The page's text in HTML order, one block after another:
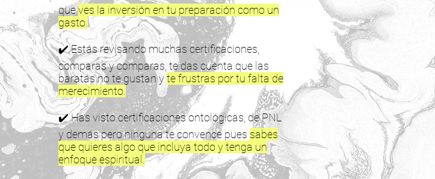
queves la inversión en tu preparación como un
gasto.
✔️ Estás revisando muchas certificaciones,
comparas y comparas, te das cuenta que las
baratas no te gustan yte frustras por tu falta de
merecimiento.
✔️ Has visto certificaciones ontológicas, de PNL
y demás pero ninguna te convence pues sabes
que quieres algo que incluya todo y tenga un
enfoque espiritual.